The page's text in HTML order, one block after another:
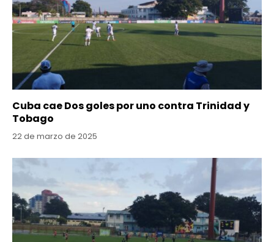
Cuba cae Dos goles por uno contra Trinidad y
Tobago
22 de marzo de 2025